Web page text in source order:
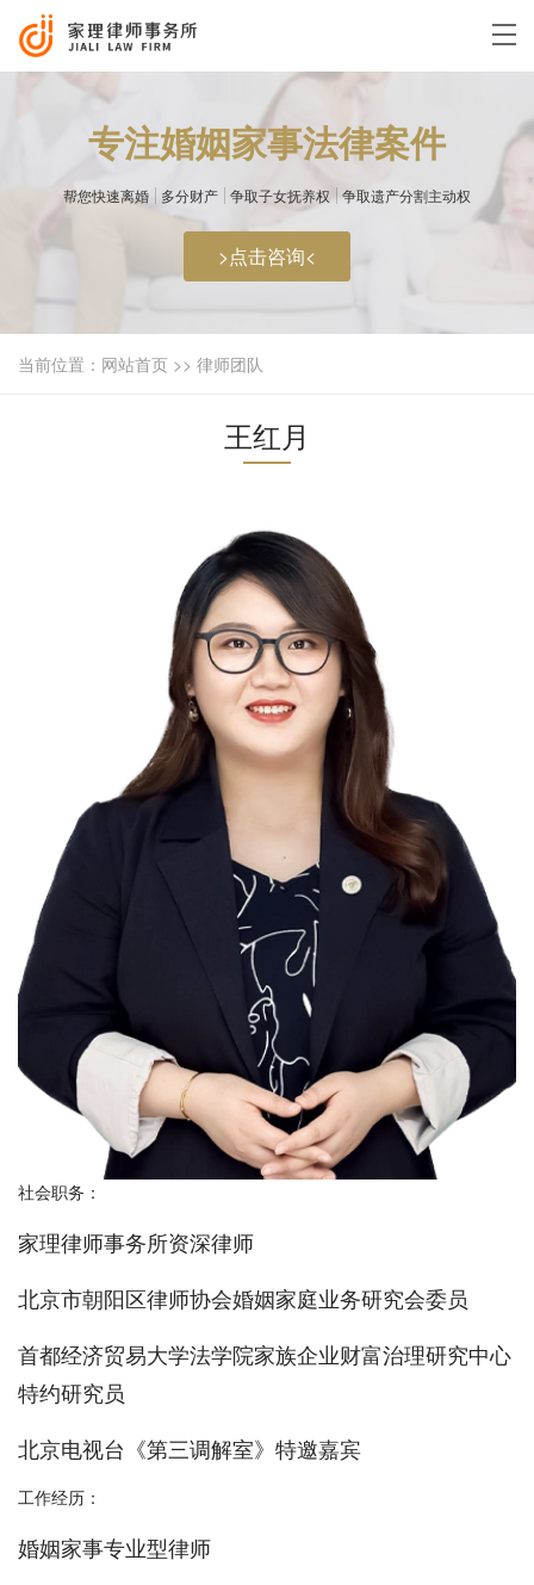
专注婚姻家事法律案件
帮您快速离婚 多分财产 争取子女抚养权 争取遗产分割主动权
>点击咨询<
当前位置： 网站首页 >> 律师团队
王红月
社会职务：
家理律师事务所资深律师
北京市朝阳区律师协会婚姻家庭业务研究会委员
首都经济贸易大学法学院家族企业财富治理研究中心
特约研究员
北京电视台《第三调解室》特邀嘉宾
工作经历：
婚姻家事专业型律师